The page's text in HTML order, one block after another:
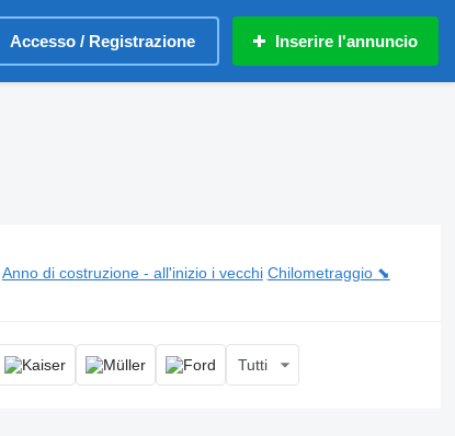
Accesso / Registrazione Inserire l'annuncio
Anno di costruzione - all'inizio i vecchi Chilometraggio ⬊
Tutti